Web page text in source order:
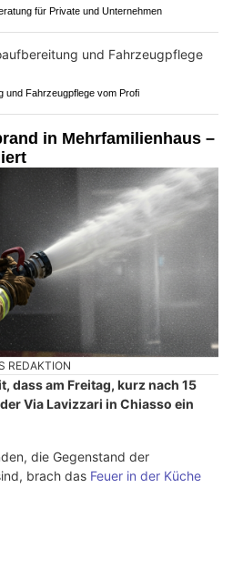
für Private und Unternehmen
und Fahrzeugpflege vom Profi
in Mehrfamilienhaus –
REDAKTION
dass am Freitag, kurz nach 15
Via Lavizzari in Chiasso ein
die Gegenstand der
brach das Feuer in der Küche